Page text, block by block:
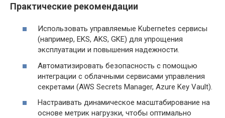
Практические рекомендации
Использовать управляемые Kubernetes сервисы
(например, EKS, AKS, GKE) для упрощения
эксплуатации и повышения надежности.
Автоматизировать безопасность с помощью
интеграции с облачными сервисами управления
секретами (AWS Secrets Manager, Azure Key Vault).
Настраивать динамическое масштабирование на
основе метрик нагрузки, чтобы оптимально